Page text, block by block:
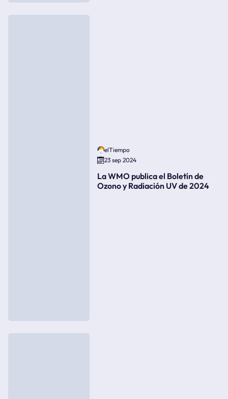
elTiempo
23 sep 2024
La WMO publica el Boletín de
Ozono y Radiación UV de 2024